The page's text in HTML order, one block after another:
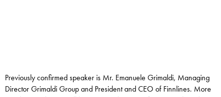
Previously confirmed speaker is Mr. Emanuele Grimaldi, Managing
Director Grimaldi Group and President and CEO of Finnlines. More